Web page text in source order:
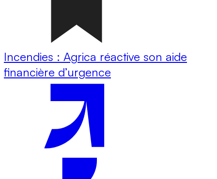
Incendies : Agrica réactive son aide
financière d’urgence